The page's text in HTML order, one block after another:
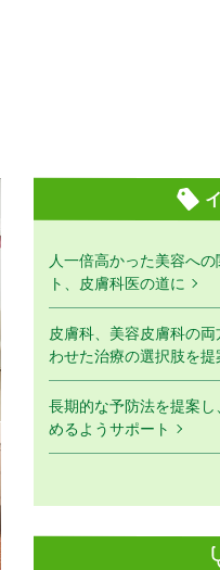
人一倍高かった美容へ
ト、皮膚科医の道に
皮膚科、美容皮膚科の
わせた治療の選択肢を提
長期的な予防法を提案
めるようサポート